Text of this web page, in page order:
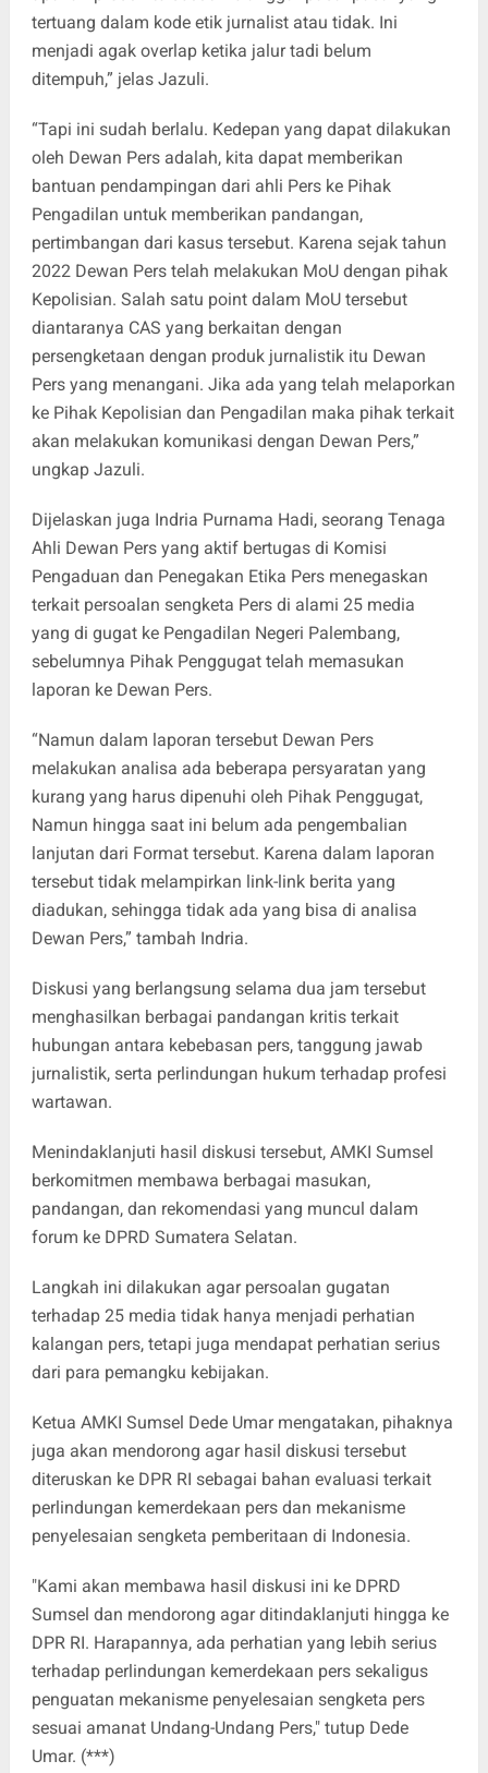
tertuang dalam kode etik jurnalist atau tidak. Ini
menjadi agak overlap ketika jalur tadi belum
ditempuh,” jelas Jazuli.
“Tapi ini sudah berlalu. Kedepan yang dapat dilakukan
oleh Dewan Pers adalah, kita dapat memberikan
bantuan pendampingan dari ahli Pers ke Pihak
Pengadilan untuk memberikan pandangan,
pertimbangan dari kasus tersebut. Karena sejak tahun
2022 Dewan Pers telah melakukan MoU dengan pihak
Kepolisian. Salah satu point dalam MoU tersebut
diantaranya CAS yang berkaitan dengan
persengketaan dengan produk jurnalistik itu Dewan
Pers yang menangani. Jika ada yang telah melaporkan
ke Pihak Kepolisian dan Pengadilan maka pihak terkait
akan melakukan komunikasi dengan Dewan Pers,”
ungkap Jazuli.
Dijelaskan juga Indria Purnama Hadi, seorang Tenaga
Ahli Dewan Pers yang aktif bertugas di Komisi
Pengaduan dan Penegakan Etika Pers menegaskan
terkait persoalan sengketa Pers di alami 25 media
yang di gugat ke Pengadilan Negeri Palembang,
sebelumnya Pihak Penggugat telah memasukan
laporan ke Dewan Pers.
“Namun dalam laporan tersebut Dewan Pers
melakukan analisa ada beberapa persyaratan yang
kurang yang harus dipenuhi oleh Pihak Penggugat,
Namun hingga saat ini belum ada pengembalian
lanjutan dari Format tersebut. Karena dalam laporan
tersebut tidak melampirkan link-link berita yang
diadukan, sehingga tidak ada yang bisa di analisa
Dewan Pers,” tambah Indria.
Diskusi yang berlangsung selama dua jam tersebut
menghasilkan berbagai pandangan kritis terkait
hubungan antara kebebasan pers, tanggung jawab
jurnalistik, serta perlindungan hukum terhadap profesi
wartawan.
Menindaklanjuti hasil diskusi tersebut, AMKI Sumsel
berkomitmen membawa berbagai masukan,
pandangan, dan rekomendasi yang muncul dalam
forum ke DPRD Sumatera Selatan.
Langkah ini dilakukan agar persoalan gugatan
terhadap 25 media tidak hanya menjadi perhatian
kalangan pers, tetapi juga mendapat perhatian serius
dari para pemangku kebijakan.
Ketua AMKI Sumsel Dede Umar mengatakan, pihaknya
juga akan mendorong agar hasil diskusi tersebut
diteruskan ke DPR RI sebagai bahan evaluasi terkait
perlindungan kemerdekaan pers dan mekanisme
penyelesaian sengketa pemberitaan di Indonesia.
"Kami akan membawa hasil diskusi ini ke DPRD
Sumsel dan mendorong agar ditindaklanjuti hingga ke
DPR RI. Harapannya, ada perhatian yang lebih serius
terhadap perlindungan kemerdekaan pers sekaligus
penguatan mekanisme penyelesaian sengketa pers
sesuai amanat Undang-Undang Pers," tutup Dede
Umar. (***)